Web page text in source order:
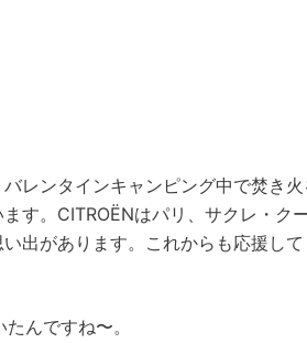
レンタインキャンピング中で焚き
す。CITROËNはパリ、サクレ・ク
出があります。これからも応援して
んですね〜。